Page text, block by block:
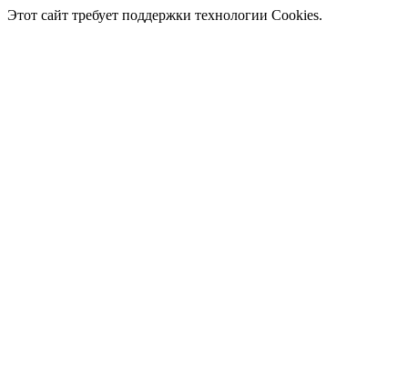
Этот сайт требует поддержки технологии Cookies.